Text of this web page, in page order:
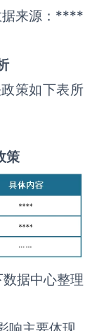
据来源：****
策如下表所
策
据中心整理